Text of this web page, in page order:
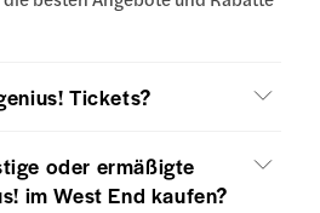
Tickets?
oder ermäßigte
im West End kaufen?